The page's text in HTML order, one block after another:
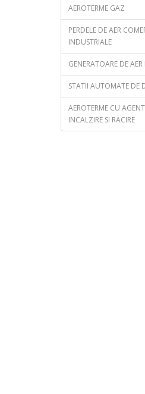
AEROTERME GAZ
PERDELE DE AER
INDUSTRIALE
GENERATOARE DE
STATII AUTOMATE DE
AEROTERME CU
INCALZIRE SI RACIRE